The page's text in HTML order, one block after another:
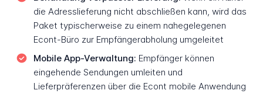
die Adresslieferung nicht abschließen kann, wird das
Paket typischerweise zu einem nahegelegenen
Econt-Büro zur Empfängerabholung umgeleitet
Mobile App-Verwaltung: Empfänger können
eingehende Sendungen umleiten und
Lieferpräferenzen über die Econt mobile Anwendung